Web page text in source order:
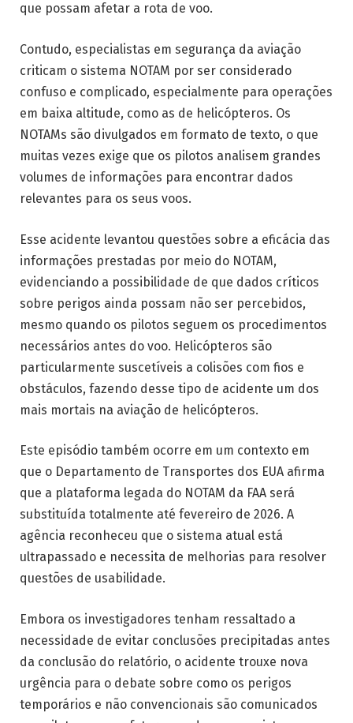
que possam afetar a rota de voo.
Contudo, especialistas em segurança da aviação
criticam o sistema NOTAM por ser considerado
confuso e complicado, especialmente para operações
em baixa altitude, como as de helicópteros. Os
NOTAMs são divulgados em formato de texto, o que
muitas vezes exige que os pilotos analisem grandes
volumes de informações para encontrar dados
relevantes para os seus voos.
Esse acidente levantou questões sobre a eficácia das
informações prestadas por meio do NOTAM,
evidenciando a possibilidade de que dados críticos
sobre perigos ainda possam não ser percebidos,
mesmo quando os pilotos seguem os procedimentos
necessários antes do voo. Helicópteros são
particularmente suscetíveis a colisões com fios e
obstáculos, fazendo desse tipo de acidente um dos
mais mortais na aviação de helicópteros.
Este episódio também ocorre em um contexto em
que o Departamento de Transportes dos EUA afirma
que a plataforma legada do NOTAM da FAA será
substituída totalmente até fevereiro de 2026. A
agência reconheceu que o sistema atual está
ultrapassado e necessita de melhorias para resolver
questões de usabilidade.
Embora os investigadores tenham ressaltado a
necessidade de evitar conclusões precipitadas antes
da conclusão do relatório, o acidente trouxe nova
urgência para o debate sobre como os perigos
temporários e não convencionais são comunicados